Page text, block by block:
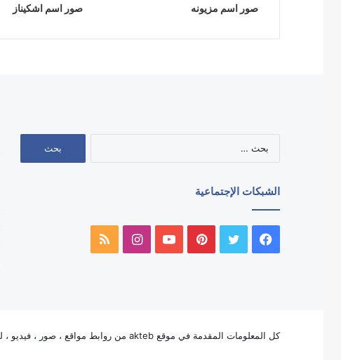
صور اسم مزيونه صور اسم اشكيناز
الشبكات الإجتماعية
فيسبوك تويتر بينتيريستيوتيوبانستقرامملخص
كل المعلومات المقدمة في موقع akteb من روابط مواقع ، صور ، فيديو ، لوجوهات ، وأيقونات الخ ، ملكاً للغير ولا تنتمى بأي شكل من الأشكال لملكية موقع akteb بإستثناء لوجو وأيقون akteb.